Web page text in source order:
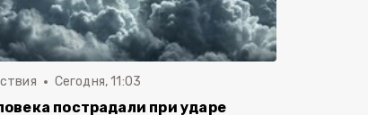
Сегодня, 11:03
пострадали при ударе